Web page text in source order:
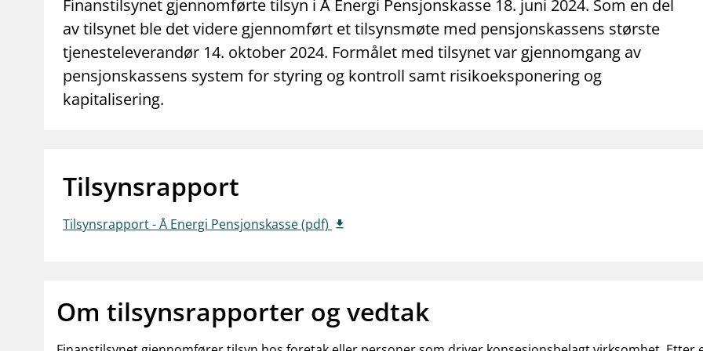
Forbrukerinformasjon Om Finanstilsynet Kontakt oss Jobb hos oss
Finanstilsynet gjennomførte tilsyn i Å Energi Pensjonskasse 18. juni 2024. Som en del
av tilsynet ble det videre gjennomført et tilsynsmøte med pensjonskassens største
tjenesteleverandør 14. oktober 2024. Formålet med tilsynet var gjennomgang av
pensjonskassens system for styring og kontroll samt risikoeksponering og
kapitalisering.
Tilsynsrapport
Tilsynsrapport - Å Energi Pensjonskasse (pdf)
Om tilsynsrapporter og vedtak